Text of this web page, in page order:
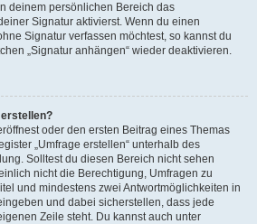
deinem persönlichen Bereich das
Signatur aktivierst. Wenn du einen
Signatur verfassen möchtest, so kannst du
„Signatur anhängen“ wieder deaktivieren.
oder den ersten Beitrag eines Themas
„Umfrage erstellen“ unterhalb des
Solltest du diesen Bereich nicht sehen
nicht die Berechtigung, Umfragen zu
und mindestens zwei Antwortmöglichkeiten in
und dabei sicherstellen, dass jede
Zeile steht. Du kannst auch unter